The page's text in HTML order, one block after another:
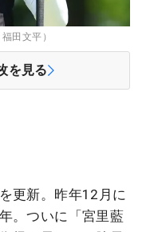
田文平）
を見る
更新。昨年12月に
。ついに「宮里藍